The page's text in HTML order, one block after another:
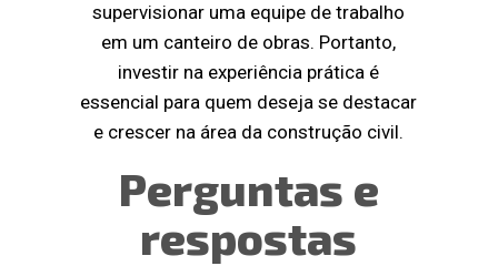
supervisionar uma equipe de trabalho
em um canteiro de obras. Portanto,
investir na experiência prática é
essencial para quem deseja se destacar
e crescer na área da construção civil.
Perguntas e
respostas